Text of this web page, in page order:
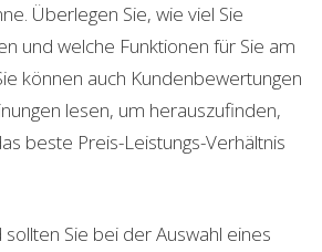
Überlegen Sie, wie viel Sie
und welche Funktionen für Sie am
können auch Kundenbewertungen
lesen, um herauszufinden,
beste Preis-Leistungs-Verhältnis
Sie bei der Auswahl eines